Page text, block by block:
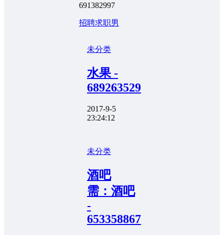
691382997
招聘求职男
未分类
水果 -
689263529
2017-9-5
23:24:12
未分类
酒吧
需：酒吧
-
653358867